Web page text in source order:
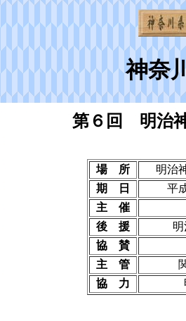
神奈
第６回 明治
場 所
明治
期 日
平
主 催
後 援
協 賛
主 管
協 力